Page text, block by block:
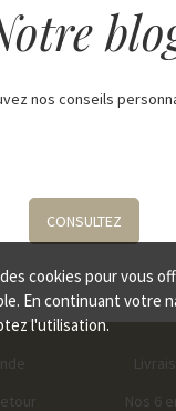
nos conseils
CONSULTEZ
Nos 6
cookies pour vous
En continuant votre
l'utilisation.